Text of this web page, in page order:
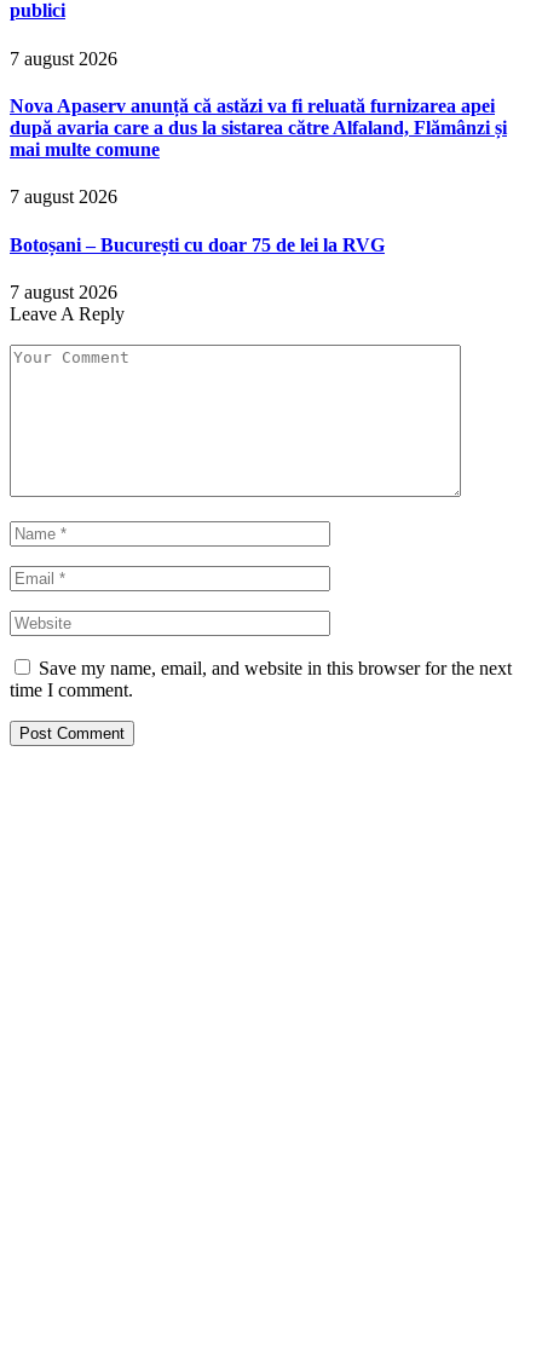
publici
7 august 2026
Nova Apaserv anunță că astăzi va fi reluată furnizarea apei
după avaria care a dus la sistarea către Alfaland, Flămânzi și
mai multe comune
7 august 2026
Botoșani – București cu doar 75 de lei la RVG
7 august 2026
Leave A Reply
Save my name, email, and website in this browser for the next
time I comment.